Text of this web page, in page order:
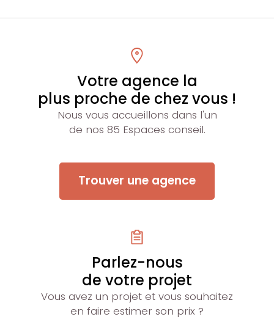
Votre agence la
plus proche de chez vous !
Nous vous accueillons dans l'un
de nos 85 Espaces conseil.
Trouver une agence
Parlez-nous
de votre projet
Vous avez un projet et vous souhaitez
en faire estimer son prix ?